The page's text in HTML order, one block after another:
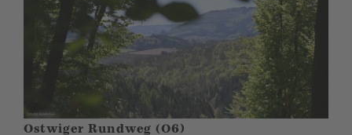
Ostwiger Rundweg (O6)